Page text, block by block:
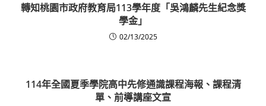
轉知桃園市政府教育局113學年度「吳鴻麟先生紀念獎
學金」
02/13/2025
114年全國夏季學院高中先修通識課程海報、課程清
單、前導講座文宣